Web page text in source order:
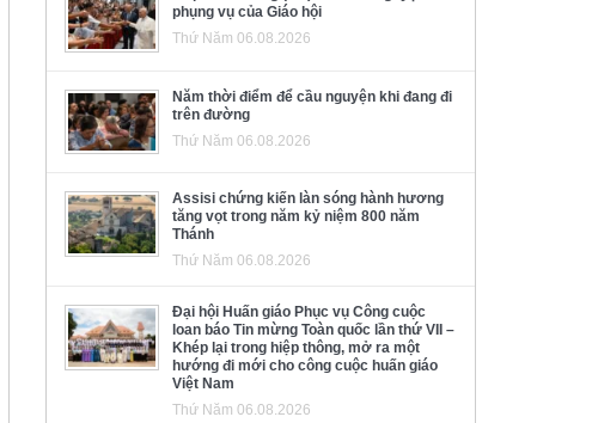
phụng vụ của Giáo hội
Thứ Năm 06.08.2026
Năm thời điểm để cầu nguyện khi đang đi
trên đường
Thứ Năm 06.08.2026
Assisi chứng kiến làn sóng hành hương
tăng vọt trong năm kỷ niệm 800 năm
Thánh
Thứ Năm 06.08.2026
Đại hội Huấn giáo Phục vụ Công cuộc
loan báo Tin mừng Toàn quốc lần thứ VII –
Khép lại trong hiệp thông, mở ra một
hướng đi mới cho công cuộc huấn giáo
Việt Nam
Thứ Năm 06.08.2026